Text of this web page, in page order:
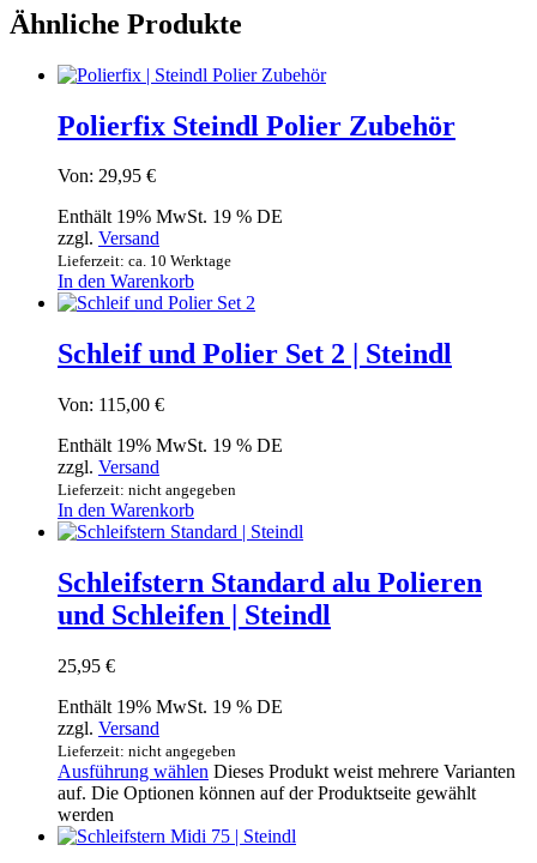
Ähnliche Produkte
Polierfix Steindl Polier Zubehör
Von: 29,95 €
Enthält 19% MwSt. 19 % DE
zzgl. Versand
Lieferzeit: ca. 10 Werktage
In den Warenkorb
Schleif und Polier Set 2 | Steindl
Von: 115,00 €
Enthält 19% MwSt. 19 % DE
zzgl. Versand
Lieferzeit: nicht angegeben
In den Warenkorb
Schleifstern Standard alu Polieren
und Schleifen | Steindl
25,95 €
Enthält 19% MwSt. 19 % DE
zzgl. Versand
Lieferzeit: nicht angegeben
Ausführung wählen Dieses Produkt weist mehrere Varianten
auf. Die Optionen können auf der Produktseite gewählt
werden